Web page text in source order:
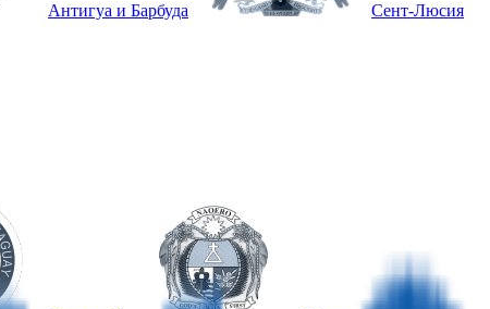
Антигуа и Барбуда
Сент-Люсия